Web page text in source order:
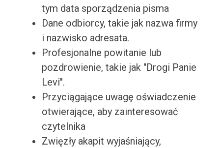
tym data sporządzenia pisma
Dane odbiorcy, takie jak nazwa firmy
i nazwisko adresata.
Profesjonalne powitanie lub
pozdrowienie, takie jak "Drogi Panie
Levi".
Przyciągające uwagę oświadczenie
otwierające, aby zainteresować
czytelnika
Zwięzły akapit wyjaśniający,